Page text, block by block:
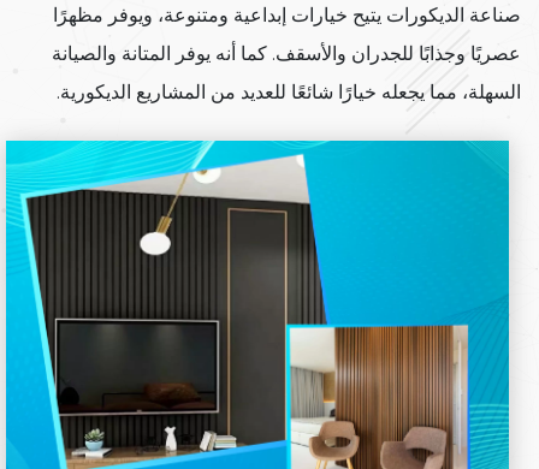
صناعة الديكورات يتيح خيارات إبداعية ومتنوعة، ويوفر مظهرًا
عصريًا وجذابًا للجدران والأسقف. كما أنه يوفر المتانة والصيانة
السهلة، مما يجعله خيارًا شائعًا للعديد من المشاريع الديكورية.